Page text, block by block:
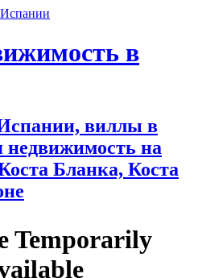
в
виллы в
недвижимость на
Бланка, Коста